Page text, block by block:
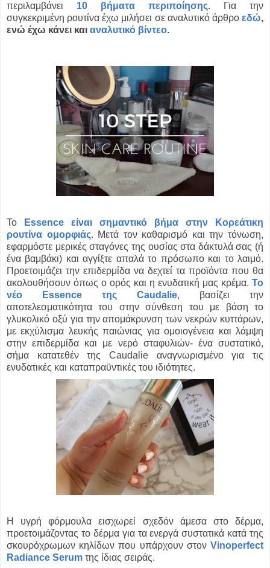
περιλαμβάνει 10 βήματα περιποίησης. Για την
συγκεκριμένη ρουτίνα έχω μιλήσει σε αναλυτικό άρθρο εδώ,
ενώ έχω κάνει και αναλυτικό βίντεο.
To
Essence είναι σημαντικό βήμα στην Κορεάτικη
ρουτίνα ομορφιάς. Μετά τον καθαρισμό και την τόνωση,
εφαρμόστε μερικές σταγόνες της ουσίας στα δάκτυλά σας (ή
ένα βαμβάκι) και αγγίξτε απαλά το πρόσωπο και το λαιμό.
Προετοιμάζει την επιδερμίδα να δεχτεί τα προϊόντα που θα
ακολουθήσουν όπως ο ορός και η ενυδατική μας κρέμα. Το
νέο Essence της Caudalie, βασίζει την
αποτελεσματικότητα του στην σύνθεση του με βάση το
γλυκολικό οξύ για την απομάκρυνση των νεκρών κυττάρων,
με εκχύλισμα λευκής παιώνιας για ομοιογένεια και λάμψη
στην επιδερμίδα και με νερό σταφυλιών- ένα συστατικό,
σήμα κατατεθέν της Caudalie αναγνωρισμένο για τις
ενυδατικές και καταπραϋντικές του ιδιότητες.
Η υγρή φόρμουλα εισχωρεί σχεδόν άμεσα στο δέρμα,
προετοιμάζοντας το δέρμα για τα ενεργά συστατικά κατά της
σκουρόχρωμων κηλίδων που υπάρχουν στον Vinoperfect
Radiance Serum της ίδιας σειράς.